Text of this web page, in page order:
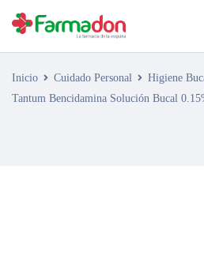
Inicio Cuidado Personal Higiene
Tantum Bencidamina Solución Bucal